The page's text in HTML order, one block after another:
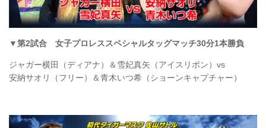
▼第2試合 女子プロレススペシャルタッグマッチ30分1本勝負
ジャガー横田（ディアナ）＆雪妃真矢（アイスリボン）vs
安納サオリ（フリー）＆青木いつ希（ショーンキャプチャー）